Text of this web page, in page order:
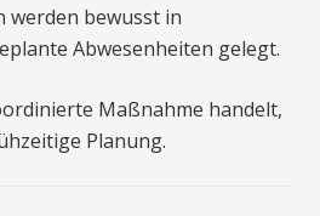
werden bewusst in
Abwesenheiten gelegt.
Maßnahme handelt,
Planung.